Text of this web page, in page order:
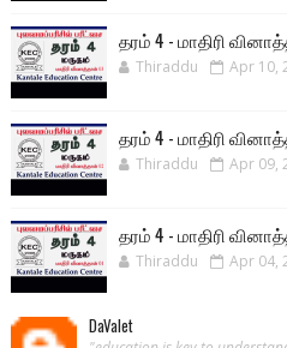
தரம் 4 - மாதிரி
Thiraddu Apr 10,
தரம் 4 - மாதிரி
Thiraddu Apr 09,
தரம் 4 - மாதிரி
Thiraddu Apr 04,
DaValet